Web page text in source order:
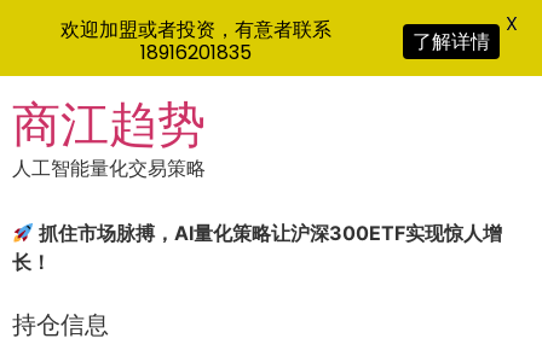
to
content
商江趋势
人工智能量化交易策略
抓住市场脉搏，AI量化策略让沪深300ETF实现惊人增
长！
持仓信息
欢迎加盟或者投资，有意者联系
18916201835
了解详情
X